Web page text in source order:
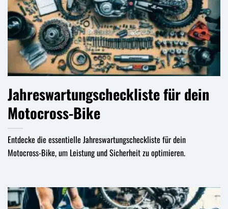
Jahreswartungscheckliste für dein
Motocross-Bike
Entdecke die essentielle Jahreswartungscheckliste für dein
Motocross-Bike, um Leistung und Sicherheit zu optimieren.